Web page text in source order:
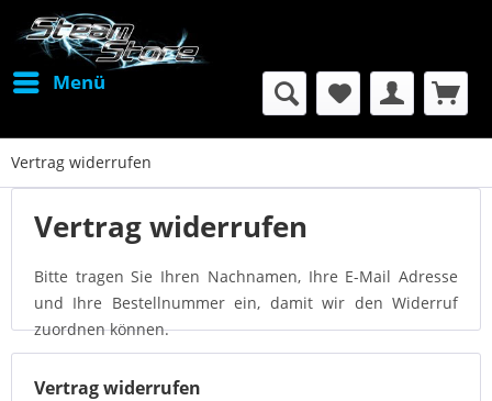
Menü
Vertrag widerrufen
Vertrag widerrufen
Bitte tragen Sie Ihren Nachnamen, Ihre E-Mail Adresse
und Ihre Bestellnummer ein, damit wir den Widerruf
zuordnen können.
Vertrag widerrufen